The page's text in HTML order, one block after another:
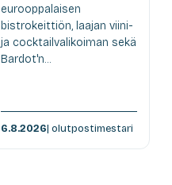
eurooppalaisen
bistrokeittiön, laajan viini-
ja cocktailvalikoiman sekä
Bardot'n...
6.8.2026| olutpostimestari